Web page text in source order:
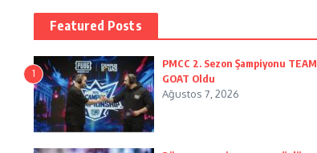
Featured Posts
1
PMCC 2. Sezon Şampiyonu TEAM
GOAT Oldu
Ağustos 7, 2026